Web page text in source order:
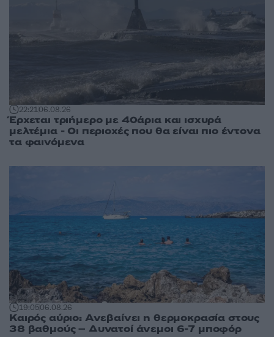
22:2106.08.26
Έρχεται τριήμερο με 40άρια και ισχυρά
μελτέμια - Οι περιοχές που θα είναι πιο έντονα
τα φαινόμενα
19:0506.08.26
Καιρός αύριο: Ανεβαίνει η θερμοκρασία στους
38 βαθμούς – Δυνατοί άνεμοι 6-7 μποφόρ